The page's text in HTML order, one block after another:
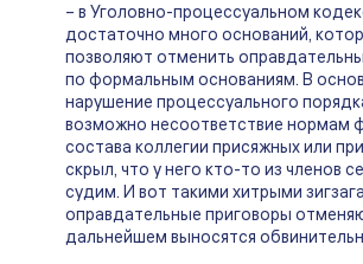
– в Уголовно-процессуальном
достаточно много оснований,
позволяют отменить
по формальным основаниям. В
нарушение процессуального
возможно несоответствие нормам
состава коллегии присяжных или
скрыл, что у него кто-то из членов
судим. И вот такими хитрыми
оправдательные приговоры
дальнейшем выносятся